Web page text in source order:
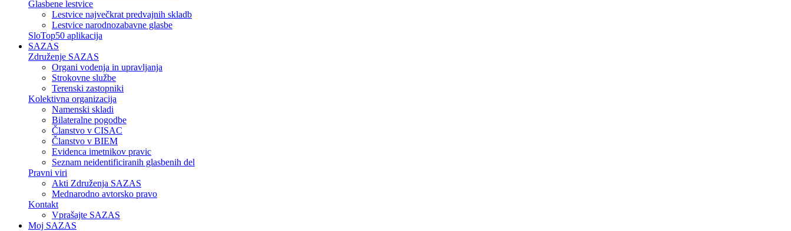
Glasbene lestvice
Lestvice največkrat predvajnih skladb
Lestvice narodnozabavne glasbe
SloTop50 aplikacija
SAZAS
Združenje SAZAS
Organi vodenja in upravljanja
Strokovne službe
Terenski zastopniki
Kolektivna organizacija
Namenski skladi
Bilateralne pogodbe
Članstvo v CISAC
Članstvo v BIEM
Evidenca imetnikov pravic
Seznam neidentificiranih glasbenih del
Pravni viri
Akti Združenja SAZAS
Mednarodno avtorsko pravo
Kontakt
Vprašajte SAZAS
Moj SAZAS